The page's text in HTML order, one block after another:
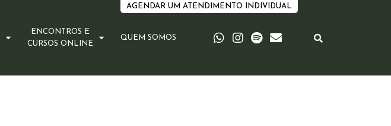
AGENDAR UM ATENDIMENTO INDIVIDUAL
ENCONTROS E
CURSOS ONLINE
QUEM SOMOS